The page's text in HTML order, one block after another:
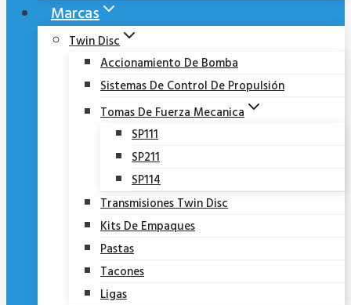
Marcas
Twin Disc
Accionamiento De Bomba
Sistemas De Control De Propulsión
Tomas De Fuerza Mecanica
SP111
SP211
SP114
Transmisiones Twin Disc
Kits De Empaques
Pastas
Tacones
Ligas